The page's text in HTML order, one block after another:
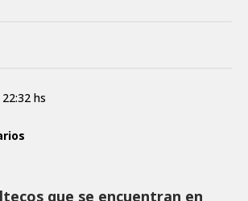
hs
que se encuentran en